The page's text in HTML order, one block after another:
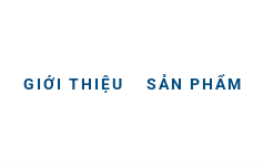
GIỚI THIỆU SẢN PHẨM